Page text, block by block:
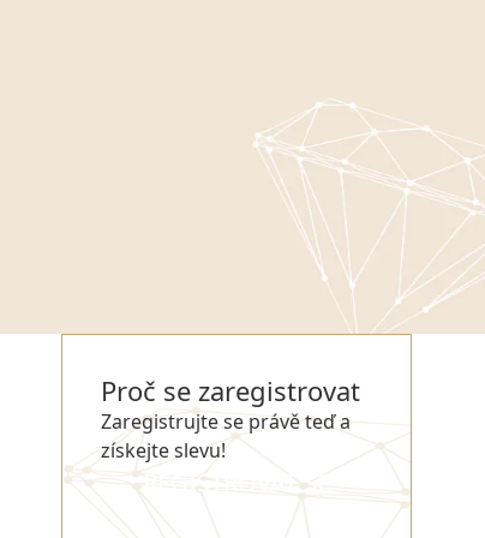
Proč se zaregistrovat
Zaregistrujte se právě teď a
získejte slevu!
REGISTROVAT SE